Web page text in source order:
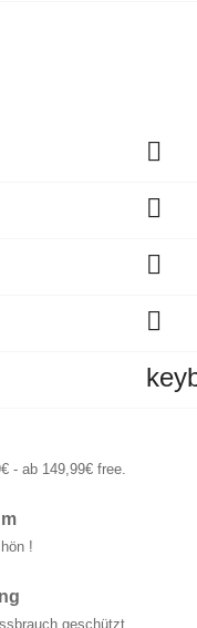




- ab 149,99€ free.
!
geschützt